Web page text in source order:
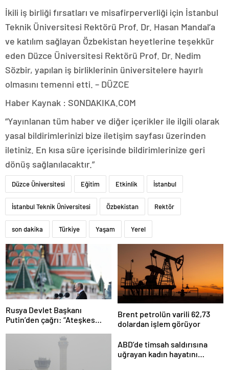
İkili iş birliği fırsatları ve misafirperverliği için İstanbul
Teknik Üniversitesi Rektörü Prof. Dr. Hasan Mandal’a
ve katılım sağlayan Özbekistan heyetlerine teşekkür
eden Düzce Üniversitesi Rektörü Prof. Dr. Nedim
Sözbir, yapılan iş birliklerinin üniversitelere hayırlı
olmasını temenni etti. – DÜZCE
Haber Kaynak : SONDAKIKA.COM
“Yayınlanan tüm haber ve diğer içerikler ile ilgili olarak
yasal bildirimlerinizi bize iletişim sayfası üzerinden
iletiniz. En kısa süre içerisinde bildirimlerinize geri
dönüş sağlanılacaktır.”
Düzce Üniversitesi Eğitim Etkinlik İstanbul
İstanbul Teknik Üniversitesi Özbekistan Rektör
son dakika Türkiye Yaşam Yerel
Rusya Devlet Başkanı
Putin’den çağrı: “Ateşkes
yeniden başlasın”
Brent petrolün varili 62,73
dolardan işlem görüyor
ABD’de timsah saldırısına
uğrayan kadın hayatını